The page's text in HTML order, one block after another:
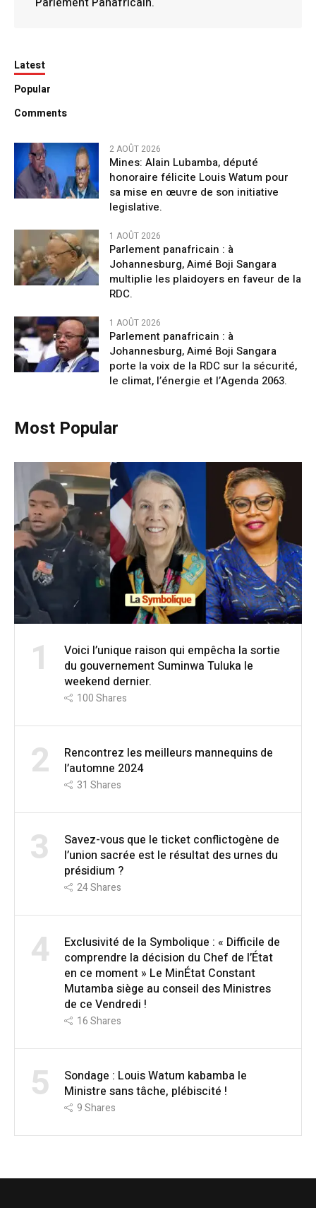
Latest
Popular
Comments
2 AOÛT 2026
Mines: Alain Lubamba, député
honoraire félicite Louis Watum pour
sa mise en œuvre de son initiative
legislative.
1 AOÛT 2026
Parlement panafricain : à
Johannesburg, Aimé Boji Sangara
multiplie les plaidoyers en faveur de la
RDC.
1 AOÛT 2026
Parlement panafricain : à
Johannesburg, Aimé Boji Sangara
porte la voix de la RDC sur la sécurité,
le climat, l’énergie et l’Agenda 2063.
Most Popular
1
Voici l’unique raison qui empêcha la sortie
du gouvernement Suminwa Tuluka le
weekend dernier.
100Shares
2
Rencontrez les meilleurs mannequins de
l’automne 2024
31 Shares
3
Savez-vous que le ticket conflictogène de
l’union sacrée est le résultat des urnes du
présidium ?
24Shares
4
Exclusivité de la Symbolique : « Difficile de
comprendre la décision du Chef de l’État
en ce moment » Le MinÉtat Constant
Mutamba siège au conseil des Ministres
de ce Vendredi !
16Shares
5
Sondage : Louis Watum kabamba le
Ministre sans tâche, plébiscité !
9Shares